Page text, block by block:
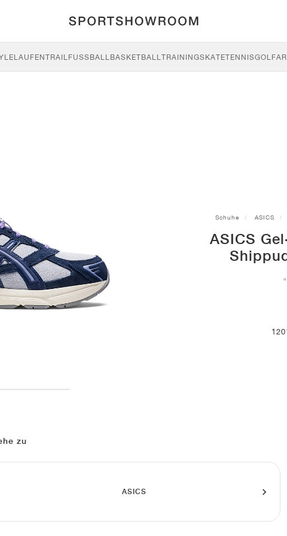
LAUFENTRAILFUSSBALL BASKETBALLTRAININGSKATETENNISGOLF
Schuhe ASICS
ASICS
zu
ASICS